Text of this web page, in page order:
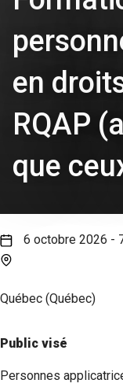
en
RQAP
que
6 octobre 2026 -
Québec (Québec)
Public visé
Personnes